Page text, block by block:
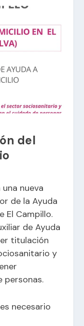
del
nueva
de la Ayuda
El Campillo.
de Ayuda
titulación
y
personas.
necesario